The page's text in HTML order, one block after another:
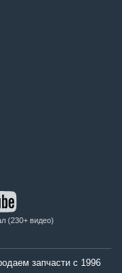
(230+ видео)
запчасти с 1996